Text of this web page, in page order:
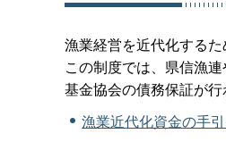
漁業経営を近代化する
この制度では、県信漁
基金協会の債務保証が行
漁業近代化資金の手